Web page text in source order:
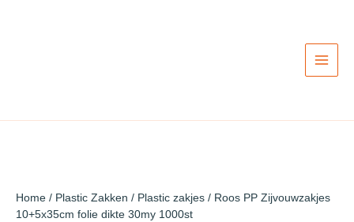
Home / Plastic Zakken / Plastic zakjes / Roos PP Zijvouwzakjes
10+5x35cm folie dikte 30my 1000st